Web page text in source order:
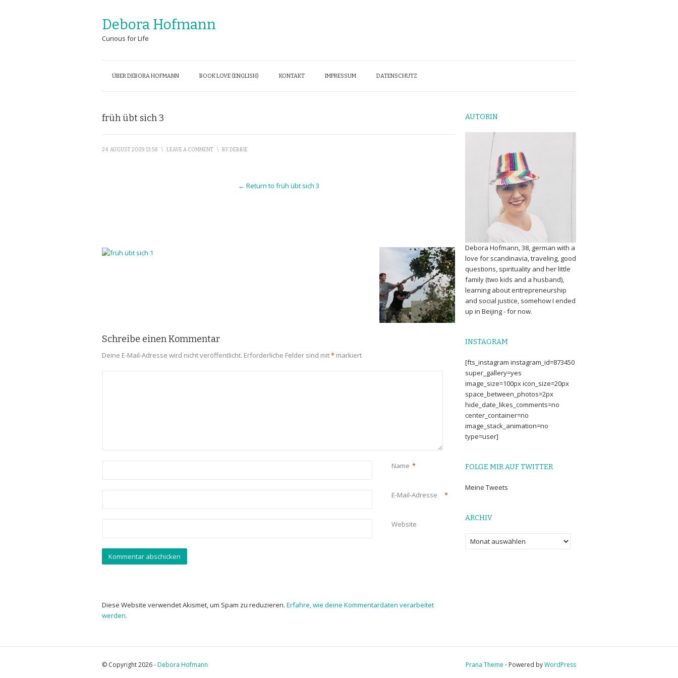
Debora Hofmann
Curious for Life
ÜBER DEBORA HOFMANN BOOK LOVE (ENGLISH) KONTAKT IMPRESSUM DATENSCHUTZ
früh übt sich 3
24. AUGUST 2009 13:58 \ LEAVE A COMMENT \ BYDEBBIE
← Return to früh übt sich 3
Schreibe einen Kommentar
Deine E-Mail-Adresse wird nicht veröffentlicht. Erforderliche Felder sind mit* markiert
Name *
E-Mail-Adresse *
Website
Diese Website verwendet Akismet, um Spam zu reduzieren. Erfahre, wie deine Kommentardaten verarbeitet
werden.
AUTORIN
Debora Hofmann, 38, german with a
love for scandinavia, traveling, good
questions, spirituality and her little
family (two kids and a husband),
learning about entrepreneurship
and social justice, somehow I ended
up in Beijing - for now.
INSTAGRAM
[fts_instagram instagram_id=873450
super_gallery=yes
image_size=100px icon_size=20px
space_between_photos=2px
hide_date_likes_comments=no
center_container=no
image_stack_animation=no
type=user]
FOLGE MIR AUF TWITTER
Meine Tweets
ARCHIV
Archiv
© Copyright 2026 -Debora Hofmann Prana Theme ⋅ Powered byWordPress